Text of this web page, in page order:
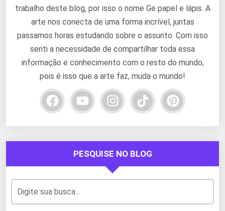
trabalho deste blog, por isso o nome Ge papel e lápis. A
arte nos conecta de uma forma incrível, juntas
passamos horas estudando sobre o assunto. Com isso
senti a necessidade de compartilhar toda essa
informação e conhecimento com o resto do mundo,
pois é isso que a arte faz, muda o mundo!
PESQUISE NO BLOG